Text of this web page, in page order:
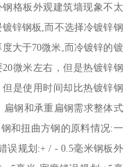
格板外观建筑墙现象不太
锌钢板,而不选择冷镀锌钢
大于70微米,而冷镀锌的镀
微米左右，但是热镀锌钢
是使用时间却比热镀锌钢
钢和承重扁钢需求整体式
和扭曲方钢的原料情况:一
误规划:+ / - 0.5毫米钢板外